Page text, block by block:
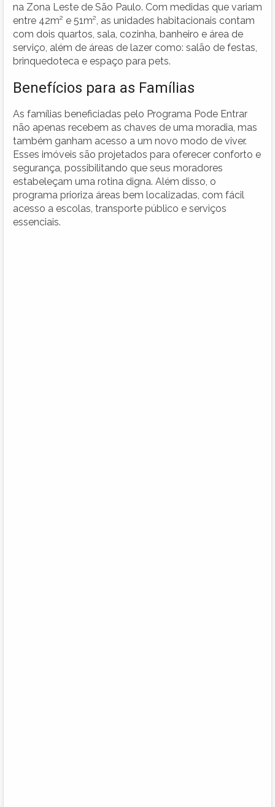
na Zona Leste de São Paulo. Com medidas que variam
entre 42m² e 51m², as unidades habitacionais contam
com dois quartos, sala, cozinha, banheiro e área de
serviço, além de áreas de lazer como: salão de festas,
brinquedoteca e espaço para pets.
Benefícios para as Famílias
As famílias beneficiadas pelo Programa Pode Entrar
não apenas recebem as chaves de uma moradia, mas
também ganham acesso a um novo modo de viver.
Esses imóveis são projetados para oferecer conforto e
segurança, possibilitando que seus moradores
estabeleçam uma rotina digna. Além disso, o
programa prioriza áreas bem localizadas, com fácil
acesso a escolas, transporte público e serviços
essenciais.